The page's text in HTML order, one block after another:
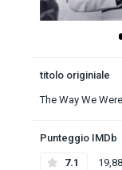
titolo originiale
The Way We Were
Punteggio IMDb
7.1